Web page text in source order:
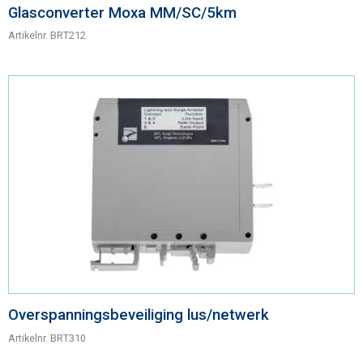
Glasconverter Moxa MM/SC/5km
Artikelnr. BRT212
Overspanningsbeveiliging lus/netwerk
Artikelnr. BRT310